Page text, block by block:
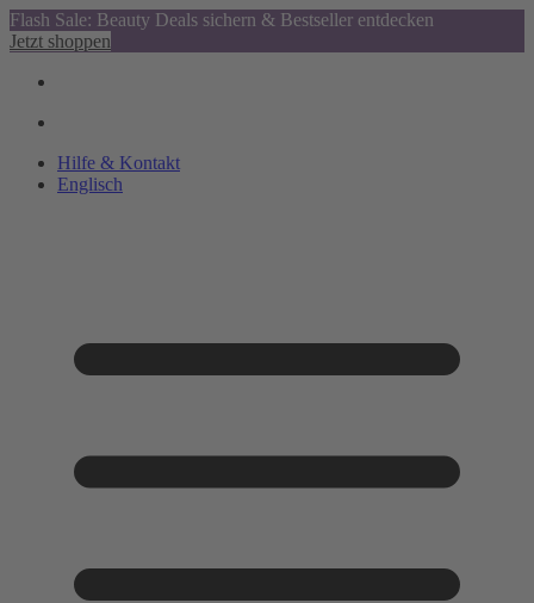
Flash Sale: Beauty Deals sichern & Bestseller entdecken
Jetzt shoppen
Hilfe & Kontakt
Englisch